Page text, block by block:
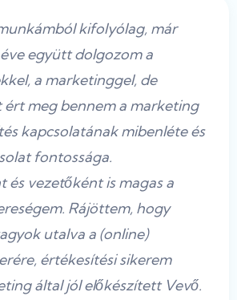
kifolyólag, már
együtt dolgozom a
a marketinggel, de
ért meg bennem a marketing
kapcsolatának mibenléte és
fontossága.
és vezetőként is magas a
Rájöttem, hogy
utalva a (online)
értékesítési sikerem
által jól előkészített Vevő.